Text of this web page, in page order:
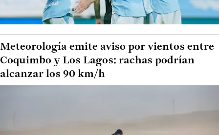
Meteorología emite aviso por vientos entre
Coquimbo y Los Lagos: rachas podrían
alcanzar los 90 km/h